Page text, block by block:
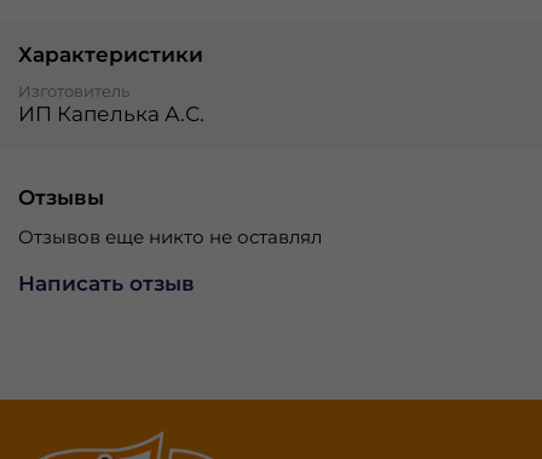
Характеристики
Изготовитель
ИП Капелька А.С.
Отзывы
Отзывов еще никто не оставлял
Написать отзыв